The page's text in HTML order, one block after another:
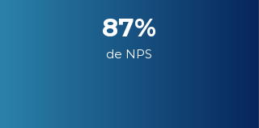
87%
de NPS